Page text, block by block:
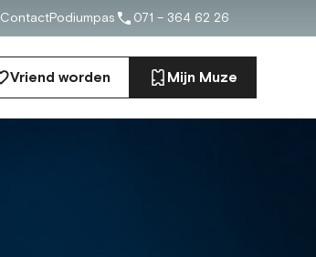
ContactPodiumpas 071 – 364 62 26
Vriend worden Mijn Muze